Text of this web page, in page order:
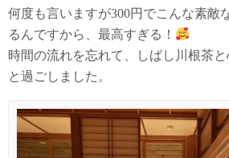
何度も言いますが300円でこんな素敵
るんですから、最高すぎる！
時間の流れを忘れて、しばし川根茶
と過ごしました。